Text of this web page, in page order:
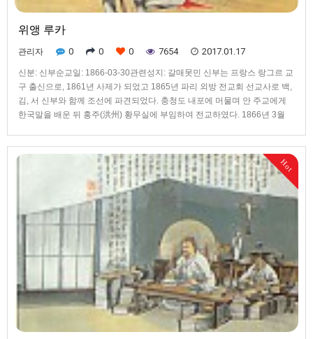
위앵 루카
관리자 0 0 0 7654 2017.01.17
신분: 신부순교일: 1866-03-30관련성지: 갈매못민 신부는 프랑스 랑그르 교
구 출신으로, 1861년 사제가 되었고 1865년 파리 외방 전교회 선교사로 백,
김, 서 신부와 함께 조선에 파견되었다. 충청도 내포에 머물며 안 주교에게
한국말을 배운 뒤 홍주(洪州) 황무실에 부임하여 전교하였다. 1866년 3월
30세의 나이로 이 땅에 신앙의 씨앗을 뿌리고 주님의 품에 안겼다.
Hot